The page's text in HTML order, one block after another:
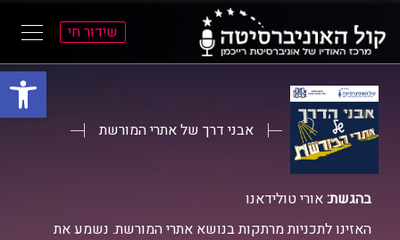
פתח
התפריט
הראשי
התוכן
הראשי
שידור חי
אבני דרך של אתרי המורשת
בהגשת:אורי טולידאנו
האזינו לתכניות מרתקות בנושא אתרי המורשת. נשמע את